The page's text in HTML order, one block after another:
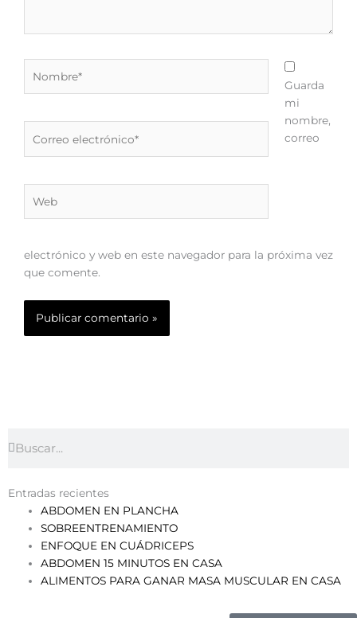
electrónico*
Guarda
mi
nombre,
correo
electrónico y web en este navegador para la próxima vez
que comente.
Entradas recientes
ABDOMEN EN PLANCHA
SOBREENTRENAMIENTO
ENFOQUE EN CUÁDRICEPS
ABDOMEN 15 MINUTOS EN CASA
ALIMENTOS PARA GANAR MASA MUSCULAR EN CASA